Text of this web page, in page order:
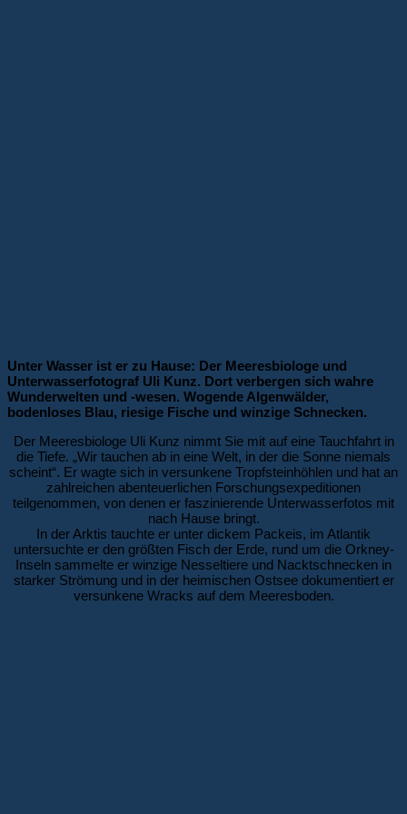
Unter Wasser ist er zu Hause: Der Meeresbiologe und
Unterwasserfotograf Uli Kunz. Dort verbergen sich wahre
Wunderwelten und -wesen. Wogende Algenwälder,
bodenloses Blau, riesige Fische und winzige Schnecken.
Der Meeresbiologe Uli Kunz nimmt Sie mit auf eine Tauchfahrt in
die Tiefe. „Wir tauchen ab in eine Welt, in der die Sonne niemals
scheint“. Er wagte sich in versunkene Tropfsteinhöhlen und hat an
zahlreichen abenteuerlichen Forschungsexpeditionen
teilgenommen, von denen er faszinierende Unterwasserfotos mit
nach Hause bringt.
In der Arktis tauchte er unter dickem Packeis, im Atlantik
untersuchte er den größten Fisch der Erde, rund um die Orkney-
Inseln sammelte er winzige Nesseltiere und Nacktschnecken in
starker Strömung und in der heimischen Ostsee dokumentiert er
versunkene Wracks auf dem Meeresboden.